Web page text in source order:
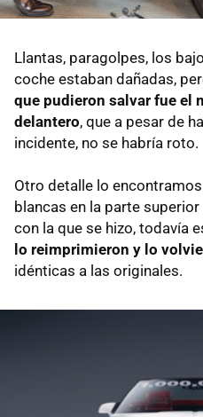
Llantas, paragolpes, los
coche estaban dañadas,
que pudieron salvar fue el
delantero, que a pesar de
incidente, no se habría roto.
Otro detalle lo
blancas en la parte
con la que se hizo, todavía
lo reimprimieron y lo
idénticas a las originales.